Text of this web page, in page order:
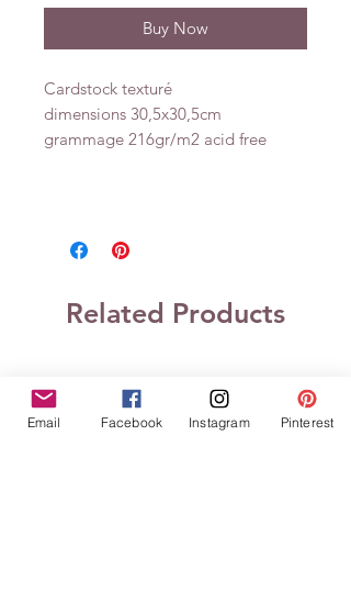
Buy Now
Cardstock texturé
dimensions 30,5x30,5cm
grammage 216gr/m2 acid free
Related Products
Email Facebook Instagram Pinterest